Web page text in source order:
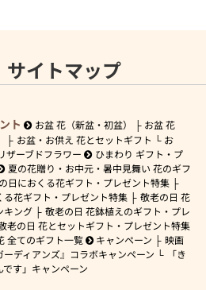
サイトマップ
ト お盆 花（新盆・初盆）
お盆 花
お盆・お供え 花とセットギフト
お
ザーブドフラワー
ひまわり ギフト・プ
夏の花贈り・お中元・暑中見舞い 花のギフ
日におくる花ギフト・プレゼント特集
る花ギフト・プレゼント特集
敬老の日 花
キング
敬老の日 花鉢植えのギフト・プレ
老の日 花とセットギフト・プレゼント特集
全てのギフト一覧
キャンペーン
映画
ーディアンズ』コラボキャンペーン
「き
です」キャンペーン